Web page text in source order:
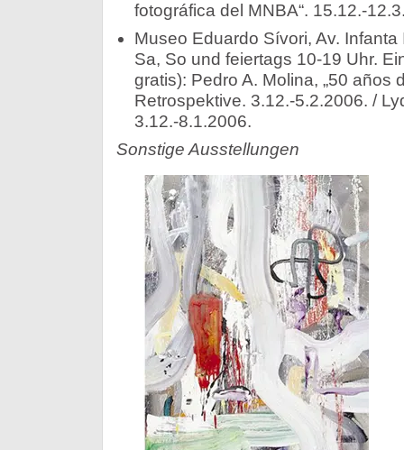
fotográfica del MNBA“. 15.12.-
Museo Eduardo Sívori, Av.
Sa, So und feiertags 10-19 Uhr.
gratis): Pedro A. Molina, „50 años
Retrospektive. 3.12.-5.2.2006. /
3.12.-8.1.2006.
Sonstige Ausstellungen